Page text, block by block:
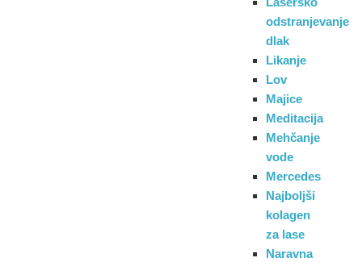
odstranjevanje
dlak
Likanje
Lov
Majice
Meditacija
Mehčanje
vode
Mercedes
Najboljši
kolagen
za lase
Naravna